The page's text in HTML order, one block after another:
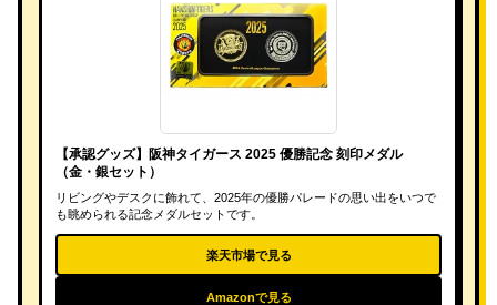
【承認グッズ】阪神タイガース 2025 優勝記念 刻印メダル
（金・銀セット）
リビングやデスクに飾れて、2025年の優勝パレードの思い出をいつで
も眺められる記念メダルセットです。
楽天市場で見る
Amazonで見る